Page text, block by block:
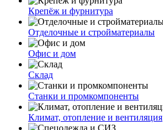
Крепёж и фурнитура
Отделочные и стройматериалы
Офис и дом
Склад
Станки и промкомпоненты
Климат, отопление и вентиляция